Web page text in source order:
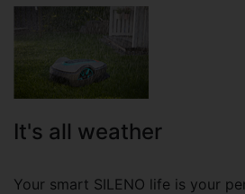
It's all weather
Your smart SILENO life is your